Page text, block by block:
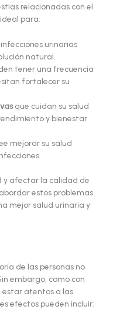
relacionadas con el
para:
urinarias
natural.
tener una frecuencia
fortalecer su
que cuidan su salud
y bienestar
mejorar su salud
y afectar la calidad de
estos problemas
mejor salud urinaria y
de las personas no
embargo, como con
estar atentos a las
efectos pueden incluir: